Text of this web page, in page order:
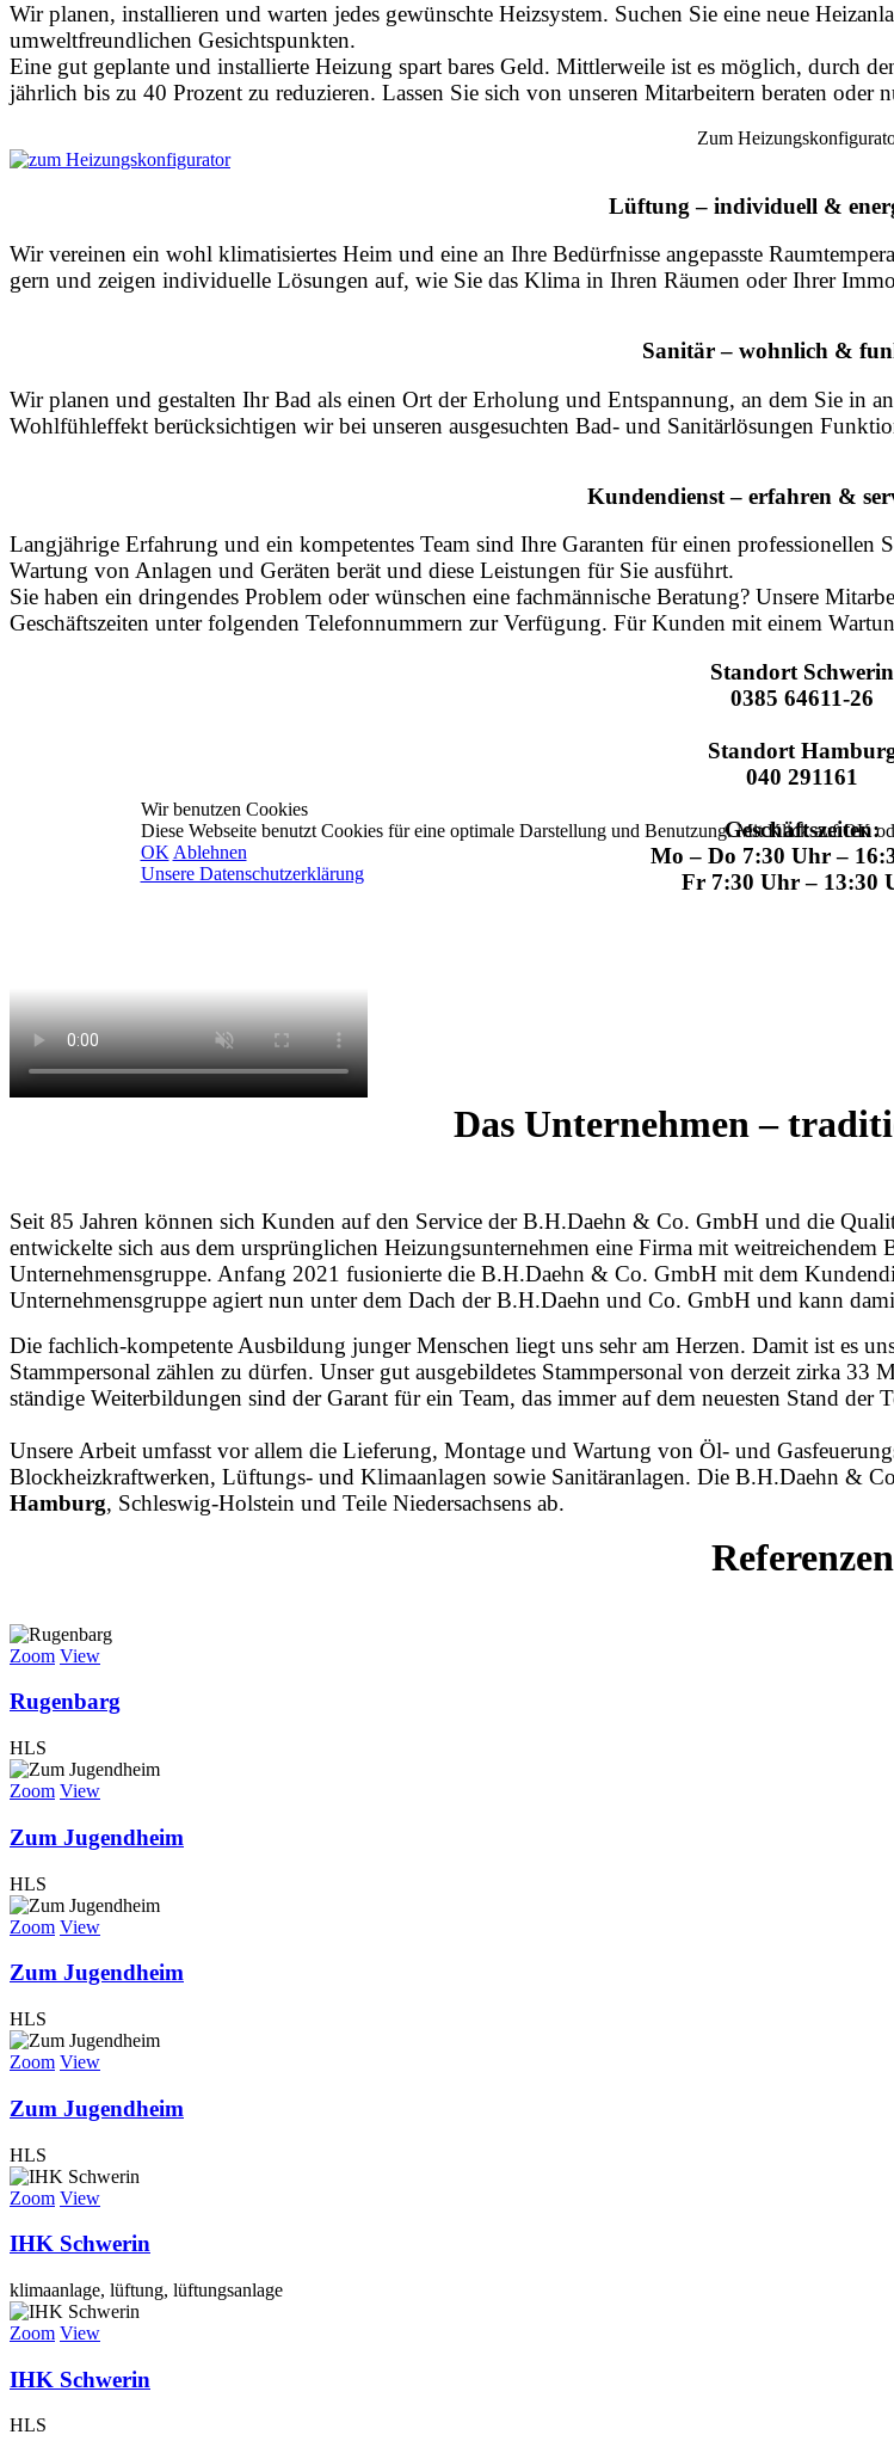
Wir planen, installieren und warten jedes gewünschte Heizsystem. Suchen Sie eine neue
umweltfreundlichen Gesichtspunkten.
Eine gut geplante und installierte Heizung spart bares Geld. Mittlerweile ist es möglich, durch
jährlich bis zu 40 Prozent zu reduzieren. Lassen Sie sich von unseren Mitarbeitern beraten oder
Zum
Lüftung – individuell &
Wir vereinen ein wohl klimatisiertes Heim und eine an Ihre Bedürfnisse angepasste
gern und zeigen individuelle Lösungen auf, wie Sie das Klima in Ihren Räumen oder Ihrer
Sanitär – wohnlich &
Wir planen und gestalten Ihr Bad als einen Ort der Erholung und Entspannung, an dem Sie in
Wohlfühleffekt berücksichtigen wir bei unseren ausgesuchten Bad- und Sanitärlösungen
Kundendienst – erfahren &
Langjährige Erfahrung und ein kompetentes Team sind Ihre Garanten für einen professionellen
Wartung von Anlagen und Geräten berät und diese Leistungen für Sie ausführt.
Sie haben ein dringendes Problem oder wünschen eine fachmännische Beratung? Unsere
Geschäftszeiten unter folgenden Telefonnummern zur Verfügung. Für Kunden mit einem
Standort Schwerin
0385 64611-26
Standort
040 291161
Geschäftszeiten:
Mo – Do 7:30 Uhr –
Fr 7:30 Uhr – 13:30
Das Unternehmen –
Seit 85 Jahren können sich Kunden auf den Service der B.H.Daehn & Co. GmbH und die
entwickelte sich aus dem ursprünglichen Heizungsunternehmen eine Firma mit
Unternehmensgruppe. Anfang 2021 fusionierte die B.H.Daehn & Co. GmbH mit dem
Unternehmensgruppe agiert nun unter dem Dach der B.H.Daehn und Co. GmbH und kann
Die fachlich-kompetente Ausbildung junger Menschen liegt uns sehr am Herzen. Damit ist es
Stammpersonal zählen zu dürfen. Unser gut ausgebildetes Stammpersonal von derzeit zirka
ständige Weiterbildungen sind der Garant für ein Team, das immer auf dem neuesten Stand der
Unsere Arbeit umfasst vor allem die Lieferung, Montage und Wartung von Öl- und
Blockheizkraftwerken, Lüftungs- und Klimaanlagen sowie Sanitäranlagen. Die B.H.Daehn &
Hamburg, Schleswig-Holstein und Teile Niedersachsens ab.
Referenzen
Zoom View
Rugenbarg
HLS
Zoom View
Zum Jugendheim
HLS
Zoom View
Zum Jugendheim
HLS
Zoom View
Zum Jugendheim
HLS
Zoom View
IHK Schwerin
klimaanlage, lüftung, lüftungsanlage
Zoom View
IHK Schwerin
HLS
Wir benutzen Cookies
Diese Webseite benutzt Cookies für eine optimale Darstellung und Benutzung. Mit Klick auf OK
OK Ablehnen
Unsere Datenschutzerklärung